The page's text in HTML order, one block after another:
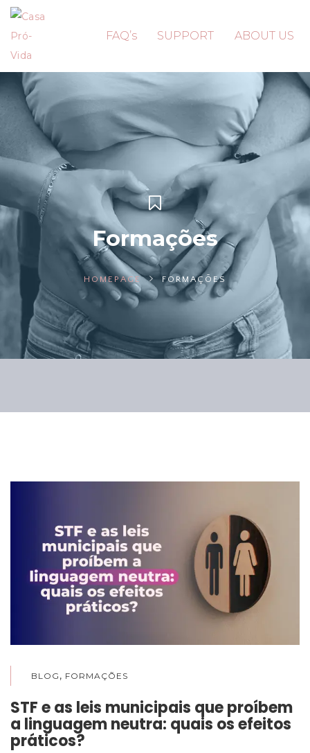
FAQ’s SUPPORT ABOUT US
Formações
HOMEPAGE FORMAÇÕES
BLOG , FORMAÇÕES
STF e as leis municipais que proíbem
a linguagem neutra: quais os efeitos
práticos?